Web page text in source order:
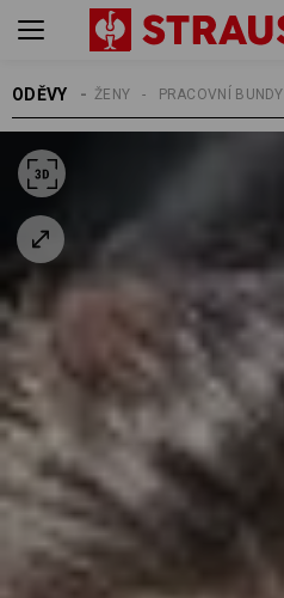
ODĚVY PRACOVNÍ BUNDY
ŽENY